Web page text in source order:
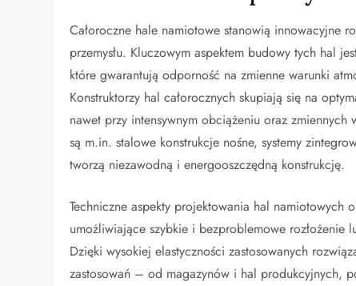
Całoroczne hale namiotowe stanowią innowacyjne
przemysłu. Kluczowym aspektem budowy tych hal
które gwarantują odporność na zmienne warunki
Konstruktorzy hal całorocznych skupiają się na
nawet przy intensywnym obciążeniu oraz
są m.in. stalowe konstrukcje nośne, systemy
tworzą niezawodną i energooszczędną konstrukcję.
Techniczne aspekty projektowania hal namiotowych
umożliwiające szybkie i bezproblemowe rozłożenie
Dzięki wysokiej elastyczności zastosowanych
zastosowań – od magazynów i hal produkcyjnych,